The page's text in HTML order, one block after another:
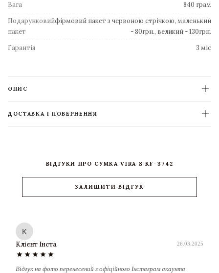
Вага
840 грам
Подарунковий
пакет
фірмовий пакет з червоною стрічкою, маленький
- 80грн., великий - 130грн.
Гарантія
3 міс
ОПИС
ДОСТАВКА І ПОВЕРНЕННЯ
ВІДГУКИ ПРО СУМКА VIRA S KF-3742
ЗАЛИШИТИ ВІДГУК
К
Клієнт Інста
star star star star star
26.03.2025
Відгук на фото перенесений з офіційного Інстаграм акаунта